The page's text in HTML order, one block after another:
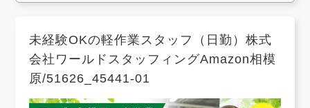
未経験OKの軽作業スタッフ（日勤）株式
会社ワールドスタッフィングAmazon相模
原/51626_45441-01